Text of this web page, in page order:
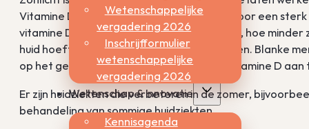
Wetenschappelijke
vergadering 2026
Inschrijfformulier
wetenschappelijke
vergadering 2026
Wetenschap & innovatie
Kennisagenda
Vitamine D is nodig voor sterke botten en voor een
vitamine D aangemaakt. Hoe lichter uw huid, hoe
huid hoeft hiervoor niet eens rood te worden. Blanke
op het gezicht en de handen om genoeg vitamine D aan
Er zijn huidziekten die verbeteren in de zomer,
behandeling van sommige huidziekten.